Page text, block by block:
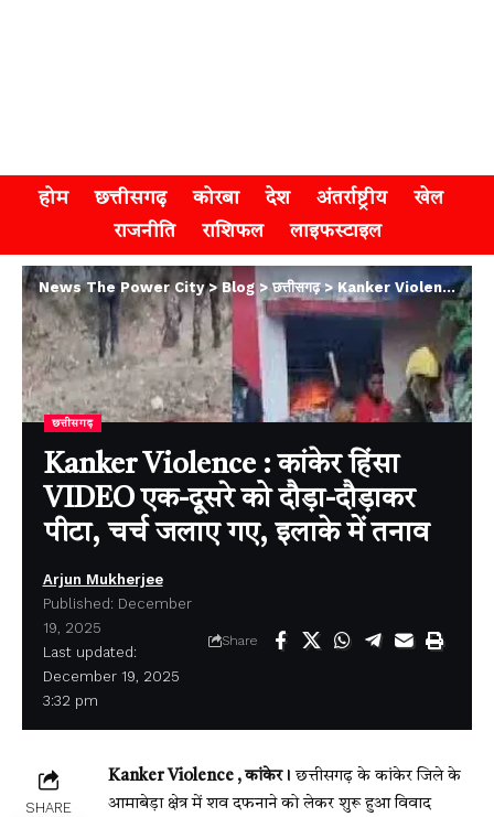
होम छत्तीसगढ़ कोरबा देश अंतर्राष्ट्रीय
खेल
राजनीति
राशिफल लाइफस्टाइल
News The Power City> Blog>छत्तीसगढ़>Kanker Violence : कांकेर हिंसा VIDEO एक-दूसरे को दौड़ा-दौड़ाकर पीटा, चर्च जलाए गए, इलाके में तनाव
छत्तीसगढ़
Kanker Violence : कांकेर हिंसा
VIDEO एक-दूसरे को दौड़ा-दौड़ाकर
पीटा, चर्च जलाए गए, इलाके में तनाव
Last updated:
December 19, 2025
3:32 pm
Arjun Mukherjee
Published: December
19, 2025
Share
SHARE
Kanker Violence , कांकेर। छत्तीसगढ़ के कांकेर जिले के
आमाबेड़ा क्षेत्र में शव दफनाने को लेकर शुरू हुआ विवाद